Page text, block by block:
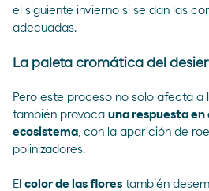
el siguiente invierno si se dan las
adecuadas.
La paleta cromática del
Pero este proceso no solo afecta a
también provoca una respuesta en
ecosistema , con la aparición de
polinizadores.
El color de las flores también